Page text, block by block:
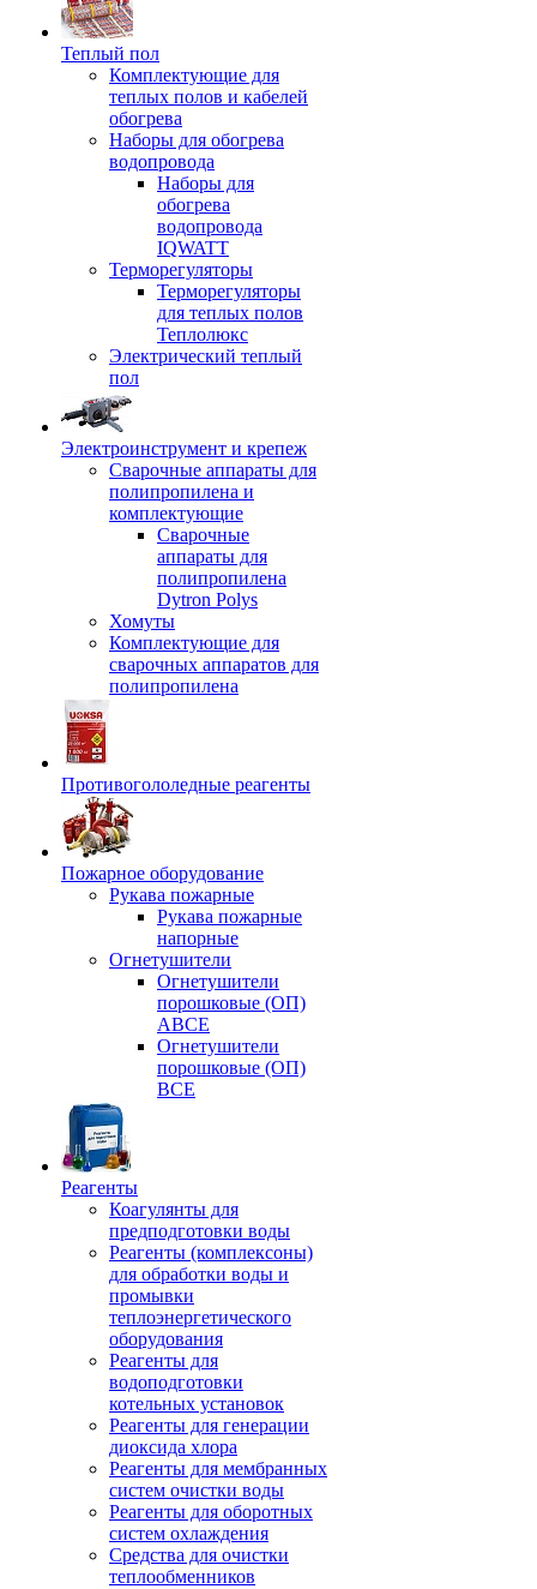
Теплый пол
Комплектующие для
теплых полов и кабелей
обогрева
Наборы для обогрева
водопровода
Наборы для
обогрева
водопровода
IQWATT
Терморегуляторы
Терморегуляторы
для теплых полов
Теплолюкс
Электрический теплый
пол
Электроинструмент и крепеж
Сварочные аппараты для
полипропилена и
комплектующие
Сварочные
аппараты для
полипропилена
Dytron Polys
Хомуты
Комплектующие для
сварочных аппаратов для
полипропилена
Противогололедные реагенты
Пожарное оборудование
Рукава пожарные
Рукава пожарные
напорные
Огнетушители
Огнетушители
порошковые (ОП)
АВСЕ
Огнетушители
порошковые (ОП)
ВСЕ
Реагенты
Коагулянты для
предподготовки воды
Реагенты (комплексоны)
для обработки воды и
промывки
теплоэнергетического
оборудования
Реагенты для
водоподготовки
котельных установок
Реагенты для генерации
диоксида хлора
Реагенты для мембранных
систем очистки воды
Реагенты для оборотных
систем охлаждения
Средства для очистки
теплообменников